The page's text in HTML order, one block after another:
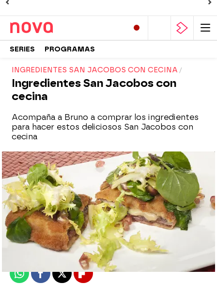
SERIES PROGRAMAS
INGREDIENTES SAN JACOBOS CON CECINA
Ingredientes San Jacobos con
cecina
Acompaña a Bruno a comprar los ingredientes
para hacer estos deliciosos San Jacobos con
cecina
Nova
Publicado:02 de marzo de 2012, 18:33
WhatsappFacebook
X Flipboard